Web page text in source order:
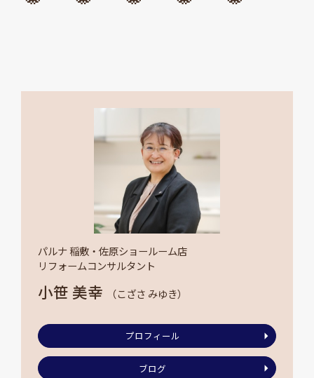
パルナ 稲敷・佐原ショールーム店
リフォームコンサルタント
小笹 美幸 （こざさ みゆき）
プロフィール
ブログ